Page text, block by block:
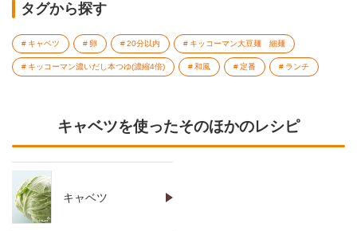
タグから探す
キャベツ 卵 20分以内 キッコーマン大豆麺 細麺
キッコーマン濃いだし本つゆ(濃縮4倍) 和風 定番 ランチ
キャベツを使ったそのほかのレシピ
キャベツ